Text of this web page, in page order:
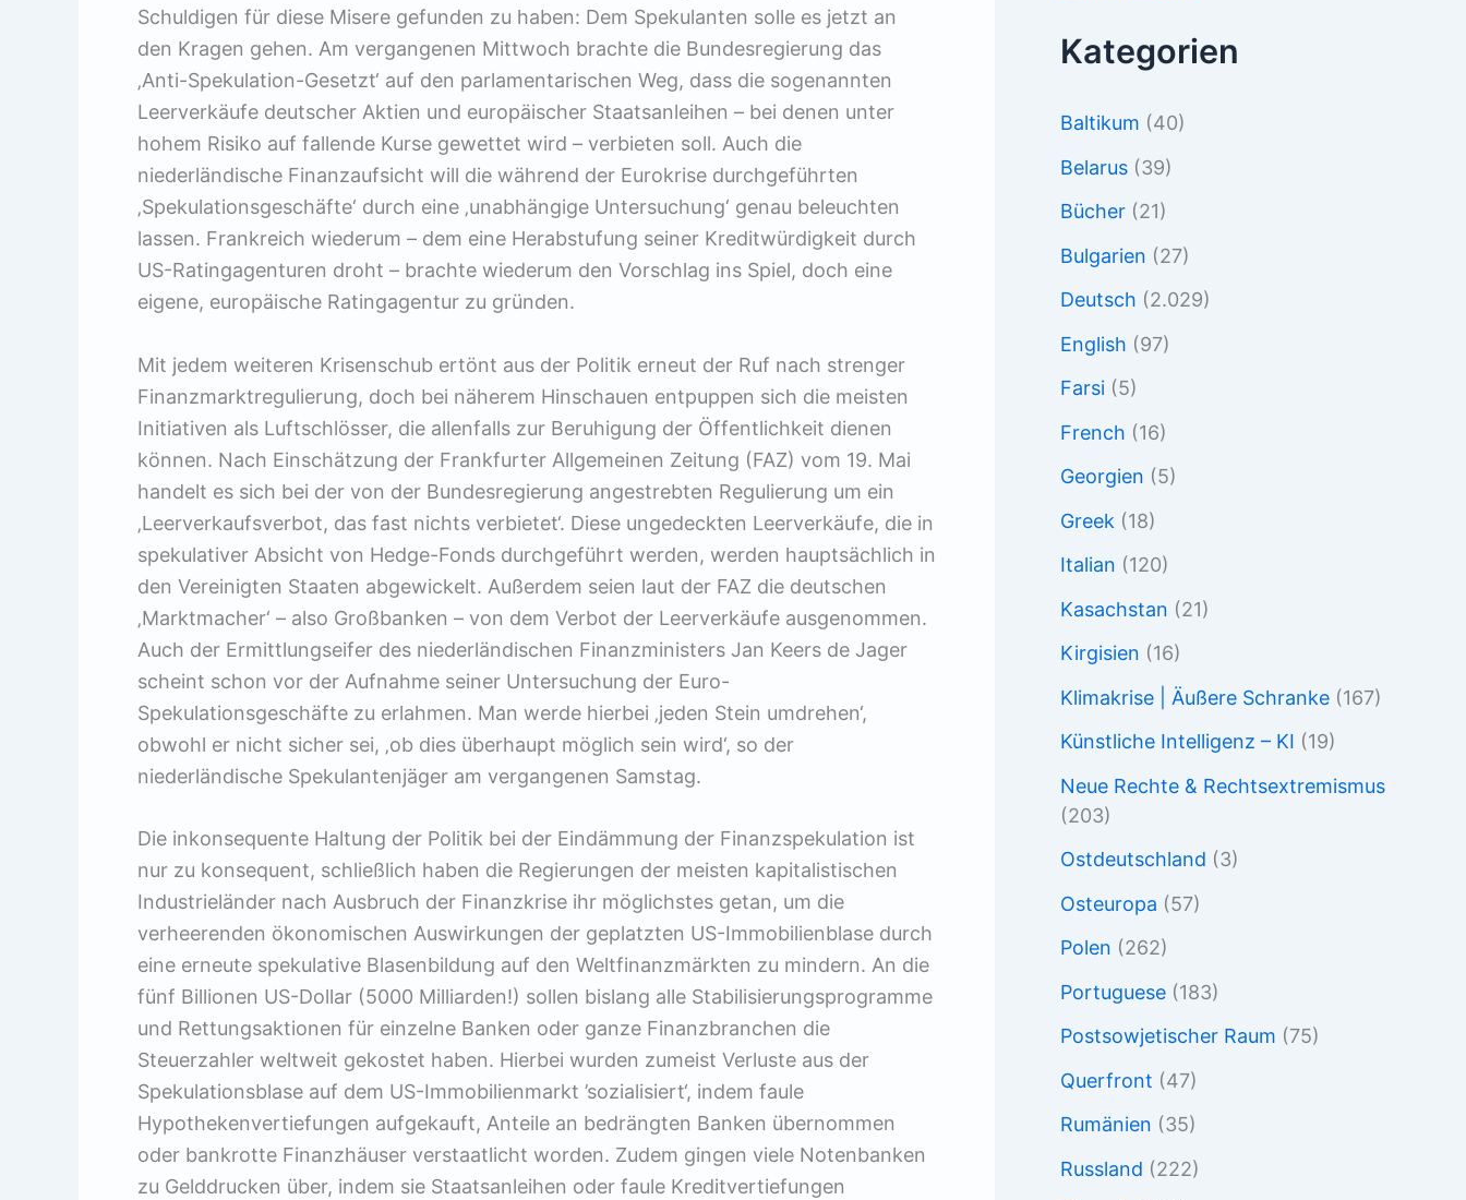
Schuldigen für diese Misere gefunden zu haben: Dem Spekulanten solle es jetzt an
den Kragen gehen. Am vergangenen Mittwoch brachte die Bundesregierung das
‚Anti-Spekulation-Gesetzt‘ auf den parlamentarischen Weg, dass die sogenannten
Leerverkäufe deutscher Aktien und europäischer Staatsanleihen – bei denen unter
hohem Risiko auf fallende Kurse gewettet wird – verbieten soll. Auch die
niederländische Finanzaufsicht will die während der Eurokrise durchgeführten
‚Spekulationsgeschäfte‘ durch eine ‚unabhängige Untersuchung‘ genau beleuchten
lassen. Frankreich wiederum – dem eine Herabstufung seiner Kreditwürdigkeit durch
US-Ratingagenturen droht – brachte wiederum den Vorschlag ins Spiel, doch eine
eigene, europäische Ratingagentur zu gründen.
Mit jedem weiteren Krisenschub ertönt aus der Politik erneut der Ruf nach strenger
Finanzmarktregulierung, doch bei näherem Hinschauen entpuppen sich die meisten
Initiativen als Luftschlösser, die allenfalls zur Beruhigung der Öffentlichkeit dienen
können. Nach Einschätzung der Frankfurter Allgemeinen Zeitung (FAZ) vom 19. Mai
handelt es sich bei der von der Bundesregierung angestrebten Regulierung um ein
‚Leerverkaufsverbot, das fast nichts verbietet‘. Diese ungedeckten Leerverkäufe, die in
spekulativer Absicht von Hedge-Fonds durchgeführt werden, werden hauptsächlich in
den Vereinigten Staaten abgewickelt. Außerdem seien laut der FAZ die deutschen
‚Marktmacher‘ – also Großbanken – von dem Verbot der Leerverkäufe ausgenommen.
Auch der Ermittlungseifer des niederländischen Finanzministers Jan Keers de Jager
scheint schon vor der Aufnahme seiner Untersuchung der Euro-
Spekulationsgeschäfte zu erlahmen. Man werde hierbei ‚jeden Stein umdrehen‘,
obwohl er nicht sicher sei, ‚ob dies überhaupt möglich sein wird‘, so der
niederländische Spekulantenjäger am vergangenen Samstag.
Die inkonsequente Haltung der Politik bei der Eindämmung der Finanzspekulation ist
nur zu konsequent, schließlich haben die Regierungen der meisten kapitalistischen
Industrieländer nach Ausbruch der Finanzkrise ihr möglichstes getan, um die
verheerenden ökonomischen Auswirkungen der geplatzten US-Immobilienblase durch
eine erneute spekulative Blasenbildung auf den Weltfinanzmärkten zu mindern. An die
fünf Billionen US-Dollar (5000 Milliarden!) sollen bislang alle Stabilisierungsprogramme
und Rettungsaktionen für einzelne Banken oder ganze Finanzbranchen die
Steuerzahler weltweit gekostet haben. Hierbei wurden zumeist Verluste aus der
Spekulationsblase auf dem US-Immobilienmarkt ’sozialisiert‘, indem faule
Hypothekenvertiefungen aufgekauft, Anteile an bedrängten Banken übernommen
oder bankrotte Finanzhäuser verstaatlicht worden. Zudem gingen viele Notenbanken
zu Gelddrucken über, indem sie Staatsanleihen oder faule Kreditvertiefungen
Kategorien
Baltikum (40)
Belarus (39)
Bücher (21)
Bulgarien (27)
Deutsch (2.029)
English (97)
Farsi (5)
French (16)
Georgien (5)
Greek (18)
Italian (120)
Kasachstan (21)
Kirgisien (16)
Klimakrise | Äußere Schranke (167)
Künstliche Intelligenz – KI (19)
Neue Rechte & Rechtsextremismus
(203)
Ostdeutschland (3)
Osteuropa (57)
Polen (262)
Portuguese (183)
Postsowjetischer Raum (75)
Querfront (47)
Rumänien (35)
Russland (222)